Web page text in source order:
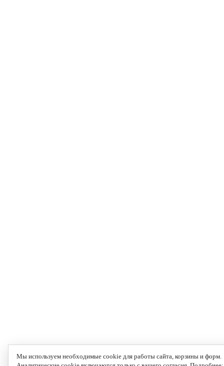
Мы используем необходимые cookie для работы сайта, корзины и форм.